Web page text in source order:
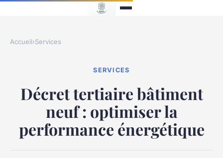
Accueil›Services
SERVICES
Décret tertiaire bâtiment
neuf : optimiser la
performance énergétique